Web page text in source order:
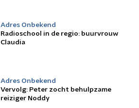
Adres Onbekend
Radioschool in de regio: buurvrouw
Claudia
Adres Onbekend
Vervolg: Peter zocht behulpzame
reiziger Noddy